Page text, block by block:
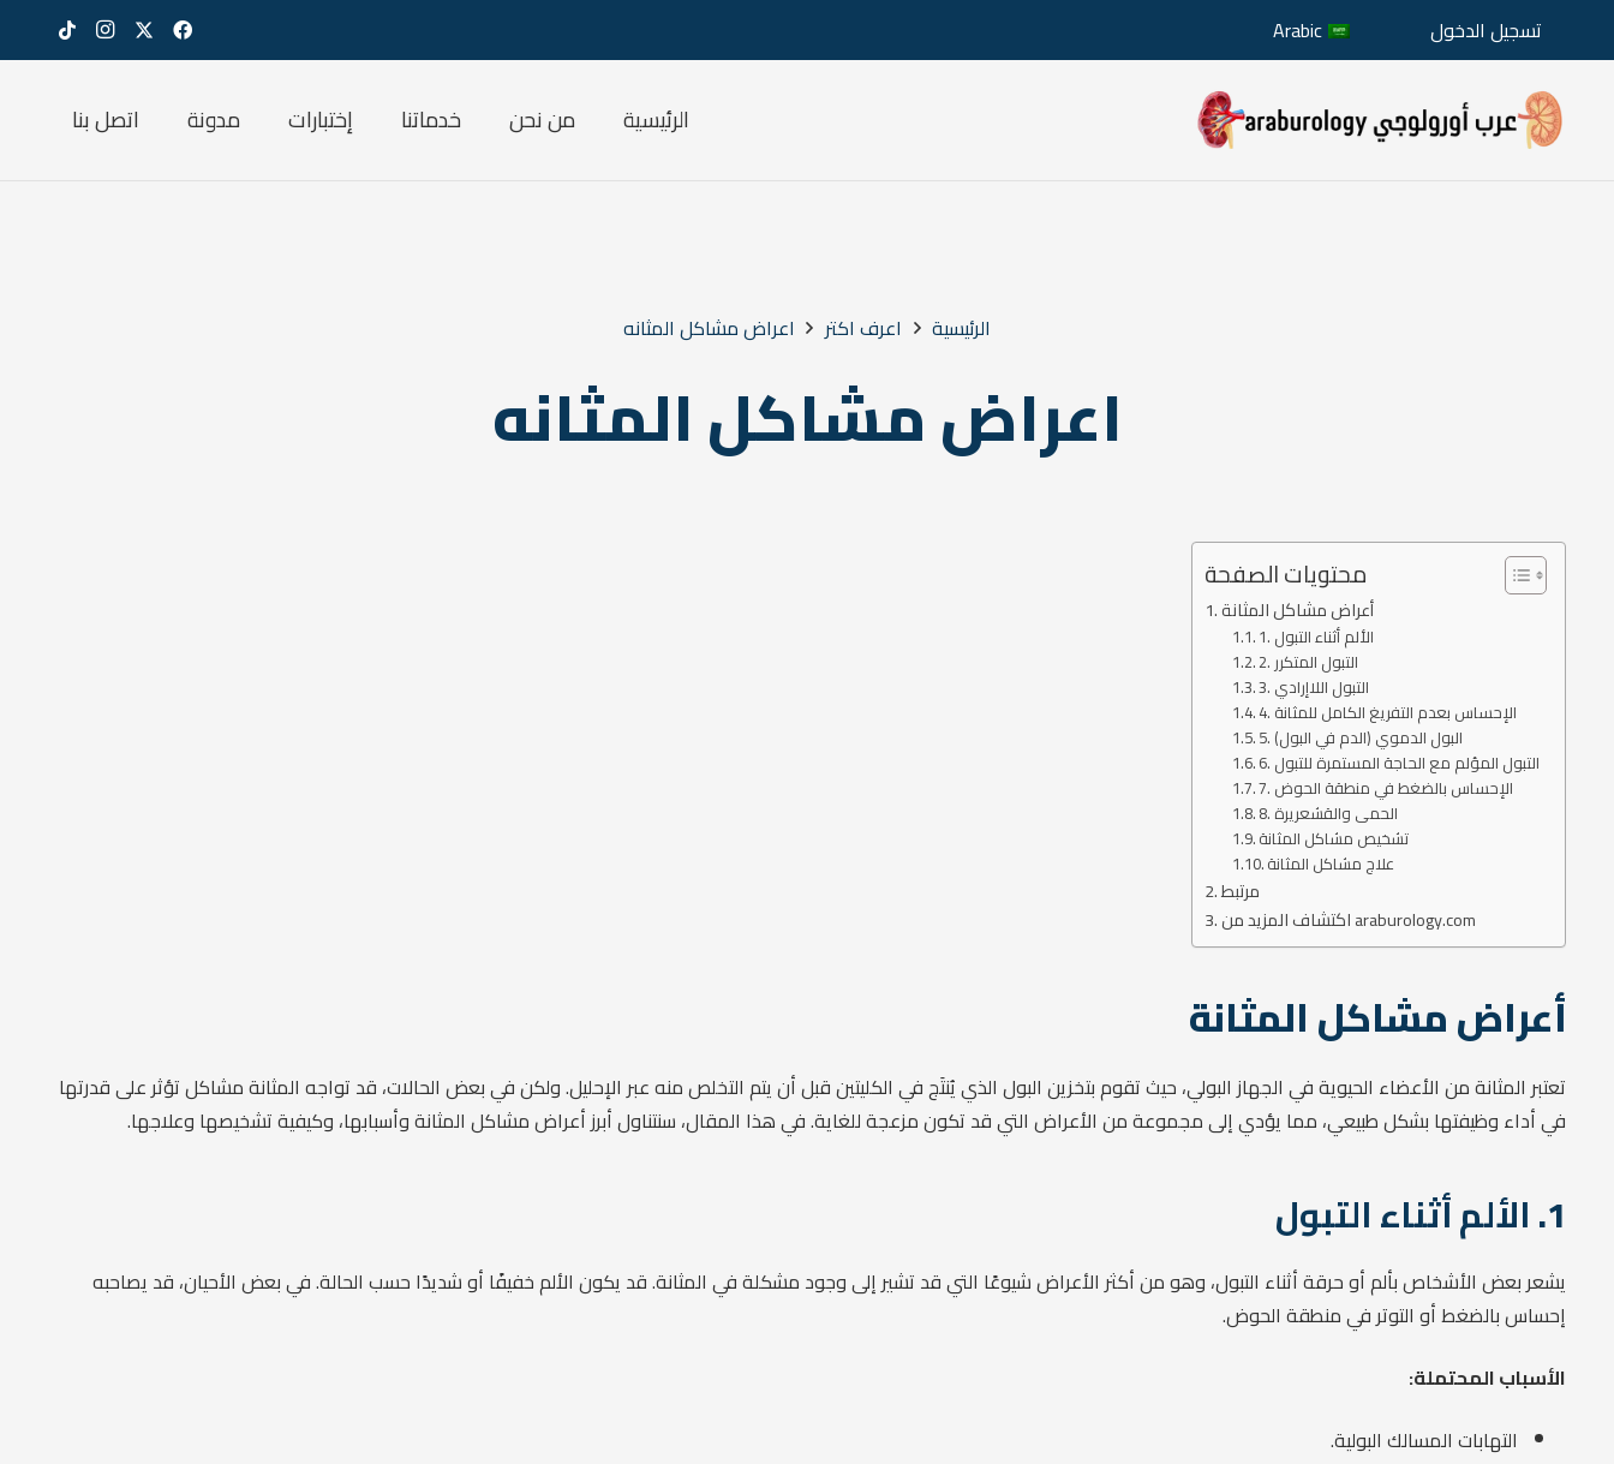
تسجيل الدخول Arabic
الرئيسية من نحن خدماتنا إختبارات مدونة اتصل بنا
الرئيسية اعرف اكتر اعراض مشاكل المثانه
اعراض مشاكل المثانه
محتويات الصفحة
أعراض مشاكل المثانة
1. الألم أثناء التبول
2. التبول المتكرر
3. التبول اللاإرادي
4. الإحساس بعدم التفريغ الكامل للمثانة
5. البول الدموي (الدم في البول)
6. التبول المؤلم مع الحاجة المستمرة للتبول
7. الإحساس بالضغط في منطقة الحوض
8. الحمى والقشعريرة
تشخيص مشاكل المثانة
علاج مشاكل المثانة
مرتبط
اكتشاف المزيد من araburology.com
أعراض مشاكل المثانة
تعتبر المثانة من الأعضاء الحيوية في الجهاز البولي، حيث تقوم بتخزين البول الذي يُنتَج في الكليتين قبل أن يتم التخلص منه عبر الإحليل. ولكن في بعض الحالات، قد تواجه المثانة مشاكل تؤثر على قدرتها
في أداء وظيفتها بشكل طبيعي، مما يؤدي إلى مجموعة من الأعراض التي قد تكون مزعجة للغاية. في هذا المقال، سنتناول أبرز أعراض مشاكل المثانة وأسبابها، وكيفية تشخيصها وعلاجها.
1. الألم أثناء التبول
يشعر بعض الأشخاص بألم أو حرقة أثناء التبول، وهو من أكثر الأعراض شيوعًا التي قد تشير إلى وجود مشكلة في المثانة. قد يكون الألم خفيفًا أو شديدًا حسب الحالة. في بعض الأحيان، قد يصاحبه
إحساس بالضغط أو التوتر في منطقة الحوض.
الأسباب المحتملة:
التهابات المسالك البولية.